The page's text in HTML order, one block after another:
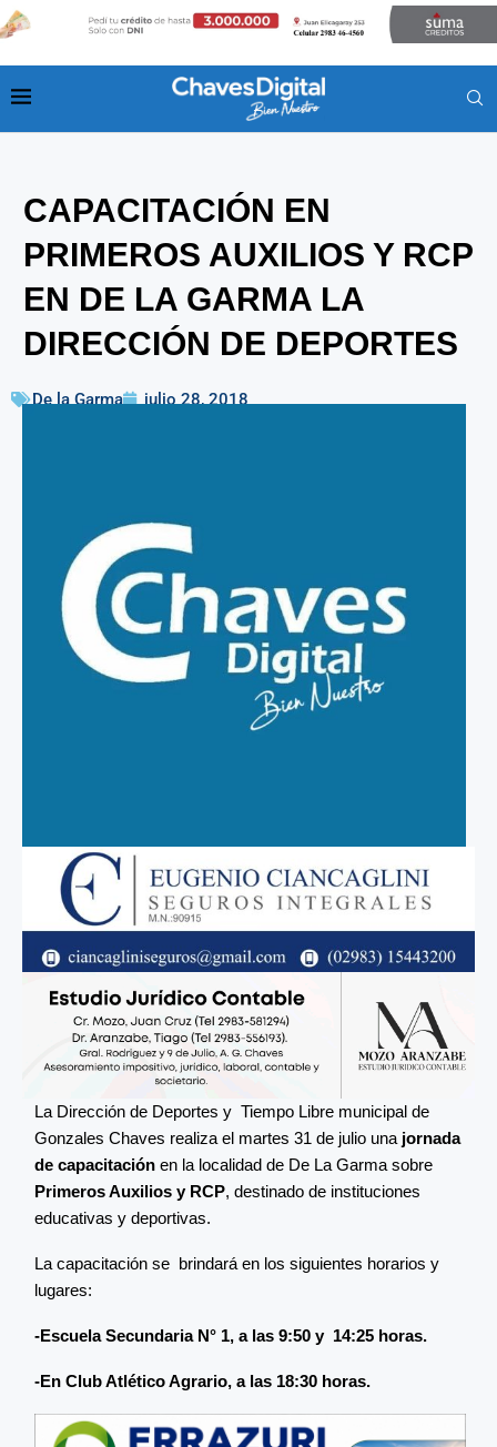
CAPACITACIÓN EN
PRIMEROS AUXILIOS Y RCP
EN DE LA GARMA LA
DIRECCIÓN DE DEPORTES
De la Garma julio 28, 2018
La Dirección de Deportes y Tiempo Libre municipal de
Gonzales Chaves realiza el martes 31 de julio una jornada
de capacitación en la localidad de De La Garma sobre
Primeros Auxilios y RCP, destinado de instituciones
educativas y deportivas.
La capacitación se brindará en los siguientes horarios y
lugares:
-Escuela Secundaria N° 1, a las 9:50 y 14:25 horas.
-En Club Atlético Agrario, a las 18:30 horas.